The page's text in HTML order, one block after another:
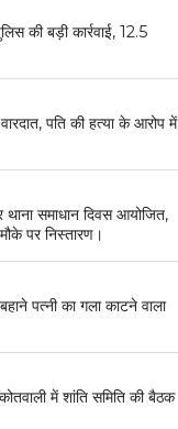
की बड़ी कार्रवाई, 12.5
पति की हत्या के आरोप में
समाधान दिवस आयोजित,
पर निस्तारण।
पत्नी का गला काटने वाला
में शांति समिति की बैठक